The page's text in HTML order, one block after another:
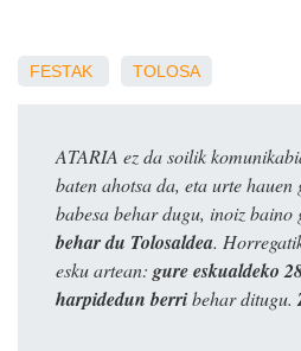
FESTAK TOLOSA
ATARIA ez da soilik
baten ahotsa da, eta urte hauen
babesa behar dugu, inoiz baino
behar du Tolosaldea.
esku artean: gure eskualdeko
harpidedun berribehar ditugu.